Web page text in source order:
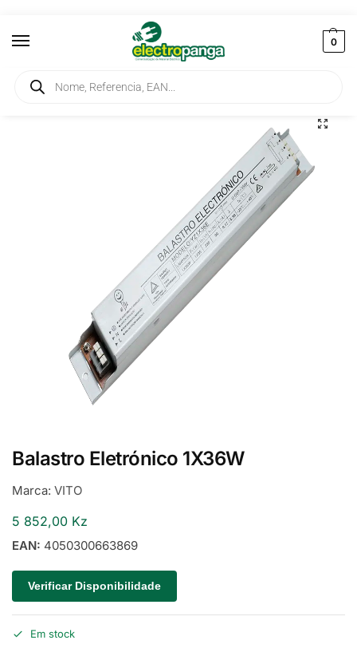
0
Início / Iluminação / Componentes de Iluminação
Balastro Eletrónico 1X36W
Marca: VITO
5 852,00 Kz
EAN: 4050300663869
Verificar Disponibilidade
Em stock